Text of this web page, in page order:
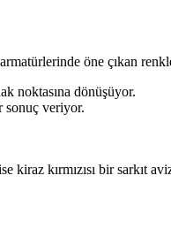
öne çıkan
noktasına dönüşüyor.
sonuç veriyor.
kırmızısı bir sarkıt